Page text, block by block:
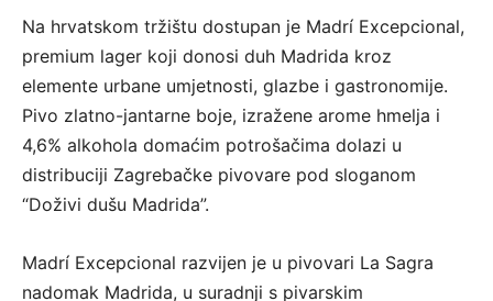
Na hrvatskom tržištu dostupan je Madrí Excepcional,
premium lager koji donosi duh Madrida kroz
elemente urbane umjetnosti, glazbe i gastronomije.
Pivo zlatno-jantarne boje, izražene arome hmelja i
4,6% alkohola domaćim potrošačima dolazi u
distribuciji Zagrebačke pivovare pod sloganom
“Doživi dušu Madrida”.
Madrí Excepcional razvijen je u pivovari La Sagra
nadomak Madrida, u suradnji s pivarskim